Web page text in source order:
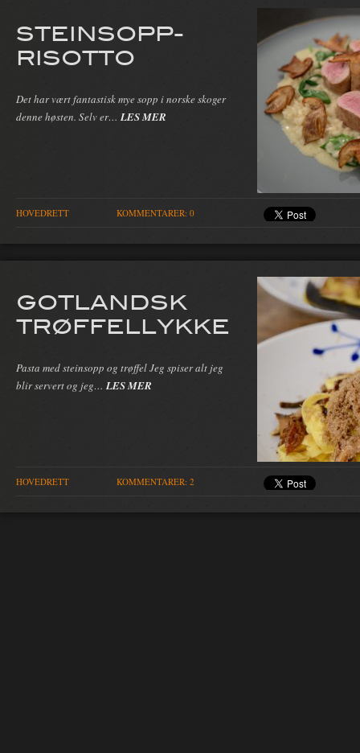
STEINSOPP-
RISOTTO
Det har vært fantastisk mye sopp i norske skoger
denne høsten. Selv er… LES MER
HOVEDRETT KOMMENTARER: 0
GOTLANDSK
TRØFFELLYKKE
Pasta med steinsopp og trøffel Jeg spiser alt jeg
blir servert og jeg… LES MER
HOVEDRETT KOMMENTARER: 2